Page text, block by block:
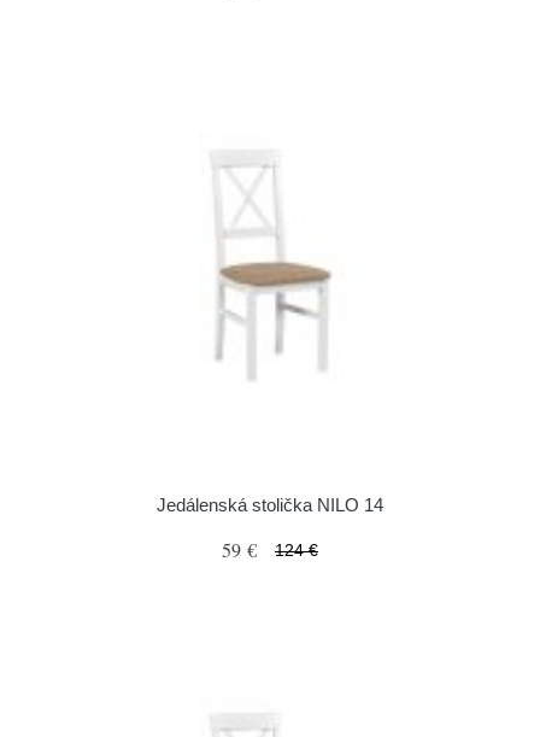
Jedálenská stolička NILO 14
59 € 124 €